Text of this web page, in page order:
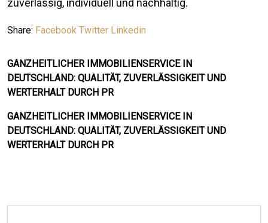
zuverlässig, individuell und nachhaltig.
Share: Facebook Twitter Linkedin
GANZHEITLICHER IMMOBILIENSERVICE IN
DEUTSCHLAND: QUALITÄT, ZUVERLÄSSIGKEIT UND
WERTERHALT DURCH PR
GANZHEITLICHER IMMOBILIENSERVICE IN
DEUTSCHLAND: QUALITÄT, ZUVERLÄSSIGKEIT UND
WERTERHALT DURCH PR